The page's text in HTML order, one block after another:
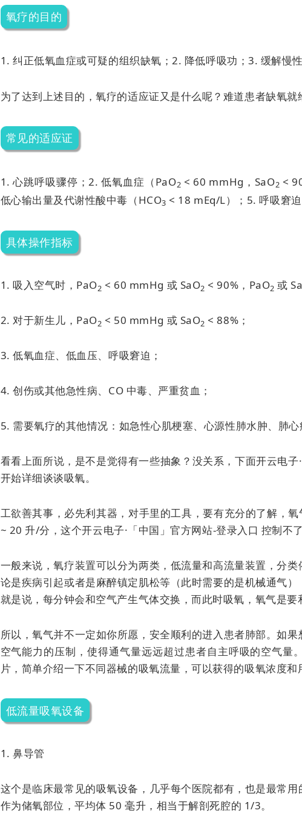
氧疗的目的
1. 纠正低氧血症或可疑的组织缺氧；2. 降低呼吸功；3. 缓解慢
为了达到上述目的，氧疗的适应证又是什么呢？难道患者缺氧就
常见的适应证
1. 心跳呼吸骤停； 2. 低氧血症（PaO2 < 60 mmHg，SaO2 <
低心输出量及代谢性酸中毒（HCO3 < 18 mEq/L）； 5. 呼吸窘
具体操作指标
1. 吸入空气时，PaO2 < 60 mmHg 或 SaO2 < 90%，PaO2 或
2. 对于新生儿，PaO2 < 50 mmHg 或 SaO2 < 88%；
3. 低氧血症、低血压、呼吸窘迫；
4. 创伤或其他急性病、CO 中毒、严重贫血；
5. 需要氧疗的其他情况：如急性心肌梗塞、心源性肺水肿、肺心
看看上面所说，是不是觉得有一些抽象？没关系，下面开云电
开始详细谈谈吸氧。
工欲善其事，必先利其器，对手里的工具，要有充分的了解，
~ 20 升/分，这个开云电子·「中国」官方网站-登录入口 控制不
一般来说，氧疗装置可以分为两类，低流量和高流量装置，分
论是疾病引起或者是麻醉镇定肌松等（此时需要的是机械通气
就是说，每分钟会和空气产生气体交换，而此时吸氧，氧气是要
所以，氧气并不一定如你所愿，安全顺利的进入患者肺部。如
空气能力的压制，使得通气量远远超过患者自主呼吸的空气量
片，简单介绍一下不同器械的吸氧流量，可以获得的吸氧浓度和
低流量吸氧设备
1. 鼻导管
这个是临床最常见的吸氧设备，几乎每个医院都有，也是最常用
作为储氧部位，平均体 50 毫升，相当于解剖死腔的 1/3。